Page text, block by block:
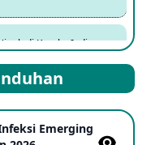
di Kerala, India
Emerging